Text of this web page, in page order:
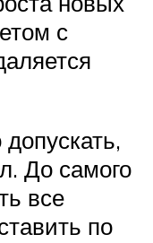
с
До самого
все
по